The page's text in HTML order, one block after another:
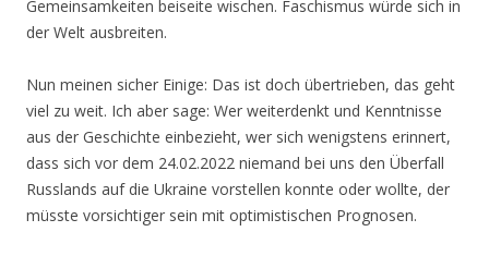
Gemeinsamkeiten beiseite wischen. Faschismus würde sich in
der Welt ausbreiten.
Nun meinen sicher Einige: Das ist doch übertrieben, das geht
viel zu weit. Ich aber sage: Wer weiterdenkt und Kenntnisse
aus der Geschichte einbezieht, wer sich wenigstens erinnert,
dass sich vor dem 24.02.2022 niemand bei uns den Überfall
Russlands auf die Ukraine vorstellen konnte oder wollte, der
müsste vorsichtiger sein mit optimistischen Prognosen.